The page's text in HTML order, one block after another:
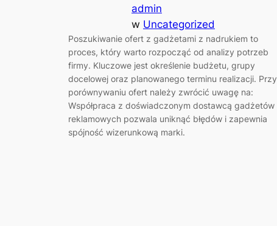
admin
w Uncategorized
Poszukiwanie ofert z gadżetami z nadrukiem to
proces, który warto rozpocząć od analizy potrzeb
firmy. Kluczowe jest określenie budżetu, grupy
docelowej oraz planowanego terminu realizacji. Przy
porównywaniu ofert należy zwrócić uwagę na:
Współpraca z doświadczonym dostawcą gadżetów
reklamowych pozwala uniknąć błędów i zapewnia
spójność wizerunkową marki.